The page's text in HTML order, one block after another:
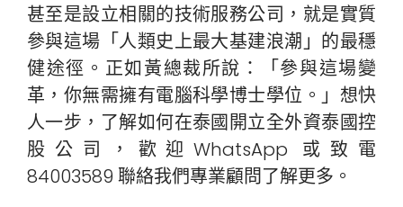
甚至是設立相關的技術服務公司，就是實質
參與這場「人類史上最大基建浪潮」的最穩
健途徑。正如黃總裁所說：「參與這場變
革，你無需擁有電腦科學博士學位。」想快
人一步，了解如何在泰國開立全外資泰國控
股公司，歡迎WhatsApp 或致電
84003589 聯絡我們專業顧問了解更多。